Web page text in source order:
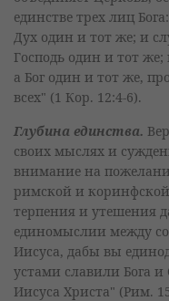
единстве трех лиц
Дух один и тот же; и
Господь один и тот
а Бог один и тот же,
всех" (1 Кор. 12:4-6).
Глубина единства.
своих мыслях и
внимание на
римской и
терпения и утешения
единомыслии между
Иисуса, дабы вы
устами славили Бога и
Иисуса Христа" (Рим.